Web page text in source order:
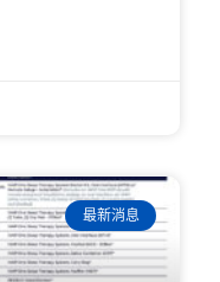
最新消息